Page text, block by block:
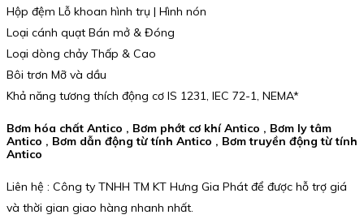
Hộp đệm Lỗ khoan hình trụ | Hình nón
Loại cánh quạt Bán mở & Đóng
Loại dòng chảy Thấp & Cao
Bôi trơn Mỡ và dầu
Khả năng tương thích động cơ IS 1231, IEC 72-1, NEMA*
Bơm hóa chất Antico , Bơm phớt cơ khí Antico , Bơm ly tâm
Antico , Bơm dẫn động từ tính Antico , Bơm truyền động từ tính
Antico
Liên hệ : Công ty TNHH TM KT Hưng Gia Phát để được hỗ trợ giá
và thời gian giao hàng nhanh nhất.